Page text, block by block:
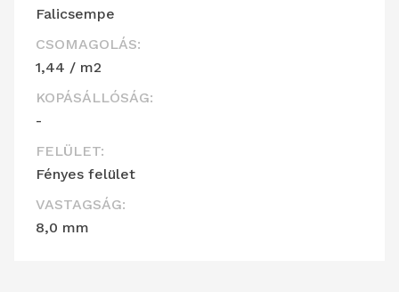
Falicsempe
CSOMAGOLÁS:
1,44 / m2
KOPÁSÁLLÓSÁG:
-
FELÜLET:
Fényes felület
VASTAGSÁG:
8,0 mm